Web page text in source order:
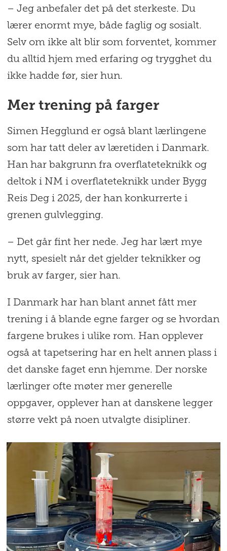
– Jeg anbefaler det på det sterkeste. Du
lærer enormt mye, både faglig og sosialt.
Selv om ikke alt blir som forventet, kommer
du alltid hjem med erfaring og trygghet du
ikke hadde før, sier hun.
Mer trening på farger
Simen Hegglund er også blant lærlingene
som har tatt deler av læretiden i Danmark.
Han har bakgrunn fra overflateteknikk og
deltok i NM i overflateteknikk under Bygg
Reis Deg i 2025, der han konkurrerte i
grenen gulvlegging.
– Det går fint her nede. Jeg har lært mye
nytt, spesielt når det gjelder teknikker og
bruk av farger, sier han.
I Danmark har han blant annet fått mer
trening i å blande egne farger og se hvordan
fargene brukes i ulike rom. Han opplever
også at tapetsering har en helt annen plass i
det danske faget enn hjemme. Der norske
lærlinger ofte møter mer generelle
oppgaver, opplever han at danskene legger
større vekt på noen utvalgte disipliner.